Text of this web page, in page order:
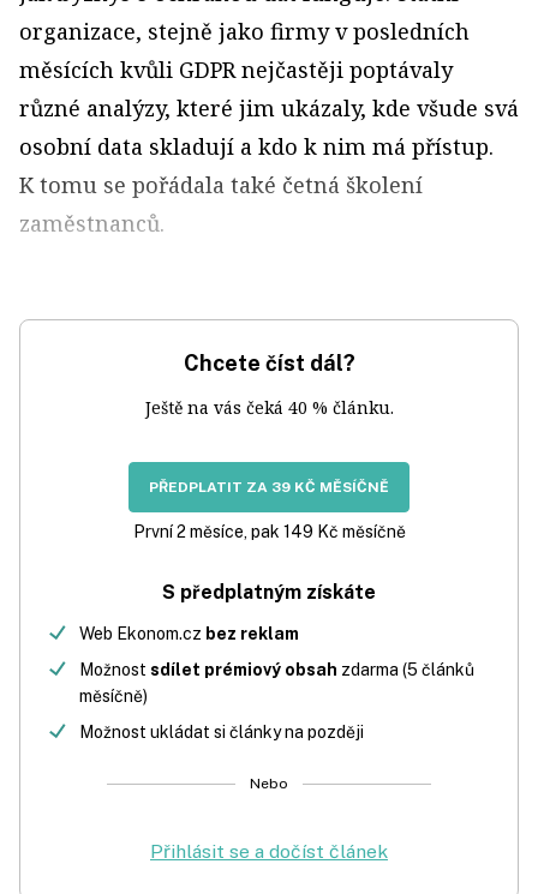
organizace, stejně jako firmy v posledních
měsících kvůli GDPR nejčastěji poptávaly
různé analýzy, které jim ukázaly, kde všude svá
osobní data skladují a kdo k nim má přístup.
K tomu se pořádala také četná školení
zaměstnanců.
Chcete číst dál?
Ještě na vás čeká 40 % článku.
PŘEDPLATIT ZA 39 KČ MĚSÍČNĚ
První 2 měsíce, pak 149 Kč měsíčně
S předplatným získáte
Web Ekonom.cz bez reklam
Možnost sdílet prémiový obsah zdarma (5 článků
měsíčně)
Možnost ukládat si články na později
Nebo
Přihlásit se a dočíst článek